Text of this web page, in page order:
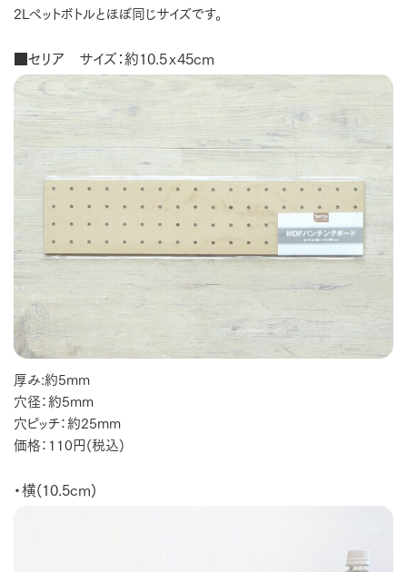
2Lペットボトルとほぼ同じサイズです。
■セリア サイズ：約10.5ｘ45cm
厚み:約5mm
穴径：約5mm
穴ピッチ：約25mm
価格：110円(税込)
・横(10.5cm)